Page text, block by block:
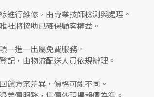
進行維修，由專業技師檢測與處理。
社將協助已確保顧客權益。
一進一出屬免費服務。
記，由物流配送人員依規辦理。
饋方案差異，價格可能不同。